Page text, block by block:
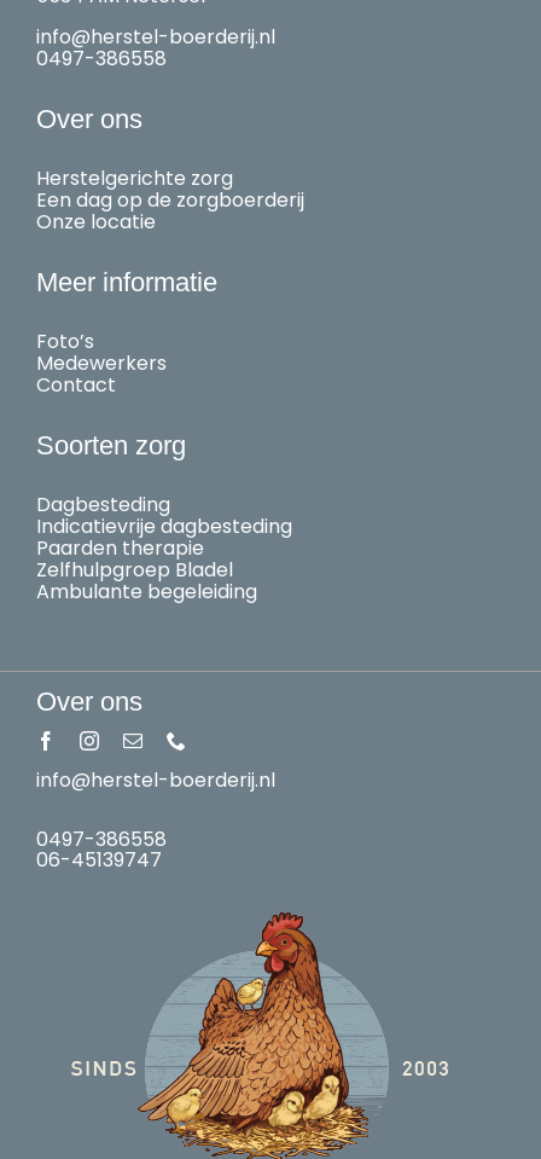
info@herstel-boerderij.nl
0497-386558
Over ons
Herstelgerichte zorg
Een dag op de zorgboerderij
Onze locatie
Meer informatie
Foto’s
Medewerkers
Contact
Soorten zorg
Dagbesteding
Indicatievrije dagbesteding
Paarden therapie
Zelfhulpgroep Bladel
Ambulante begeleiding
Over ons
info@herstel-boerderij.nl
0497-386558
06-45139747